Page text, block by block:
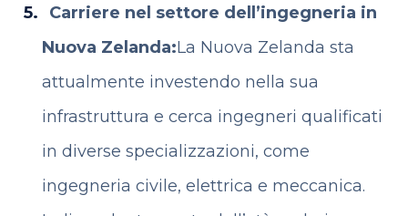
Carriere nel settore dell’ingegneria in
Nuova Zelanda:La Nuova Zelanda sta
attualmente investendo nella sua
infrastruttura e cerca ingegneri qualificati
in diverse specializzazioni, come
ingegneria civile, elettrica e meccanica.